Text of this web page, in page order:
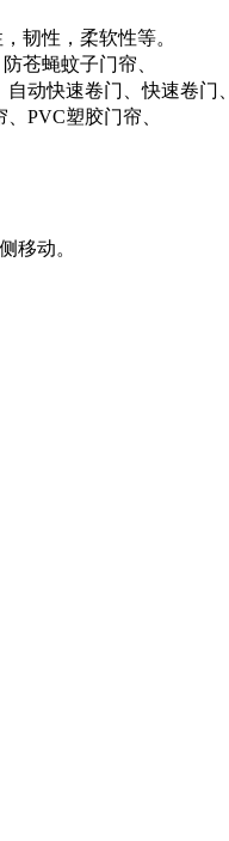
韧性，柔软性等。
苍蝇蚊子门帘、
动快速卷门、快速卷门、
PVC塑胶门帘、
移动。